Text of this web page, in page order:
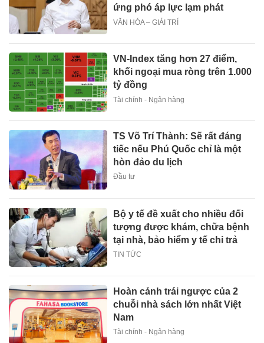
ứng phó áp lực lạm phát
VĂN HÓA – GIẢI TRÍ
VN-Index tăng hơn 27 điểm,
khối ngoại mua ròng trên 1.000
tỷ đồng
Tài chính - Ngân hàng
TS Võ Trí Thành: Sẽ rất đáng
tiếc nếu Phú Quốc chỉ là một
hòn đảo du lịch
Đầu tư
Bộ y tế đề xuất cho nhiều đối
tượng được khám, chữa bệnh
tại nhà, bảo hiểm y tế chi trả
TIN TỨC
Hoàn cảnh trái ngược của 2
chuỗi nhà sách lớn nhất Việt
Nam
Tài chính - Ngân hàng